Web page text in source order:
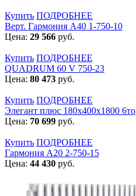
Купить ПОДРОБНЕЕ
Верт. Гармония А40 1-750-10
Цена: 29 566 руб.
Купить ПОДРОБНЕЕ
QUADRUM 60 V 750-23
Цена: 80 473 руб.
Купить ПОДРОБНЕЕ
Элегант плюс 180x400x1800 6то
Цена: 70 699 руб.
Купить ПОДРОБНЕЕ
Гармония А20 2-750-15
Цена: 44 430 руб.